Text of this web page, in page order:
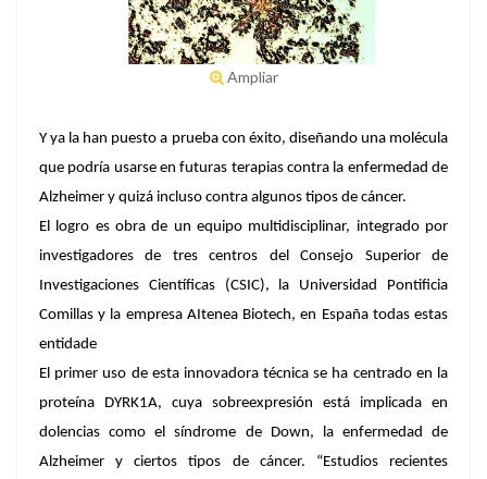
Ampliar
Y ya la han puesto a prueba con éxito, diseñando una molécula
que podría usarse en futuras terapias contra la enfermedad de
Alzheimer y quizá incluso contra algunos tipos de cáncer.
El logro es obra de un equipo multidisciplinar, integrado por
investigadores de tres centros del Consejo Superior de
Investigaciones Científicas (CSIC), la Universidad Pontificia
Comillas y la empresa AItenea Biotech, en España todas estas
entidade
El primer uso de esta innovadora técnica se ha centrado en la
proteína DYRK1A, cuya sobreexpresión está implicada en
dolencias como el síndrome de Down, la enfermedad de
Alzheimer y ciertos tipos de cáncer. “Estudios recientes